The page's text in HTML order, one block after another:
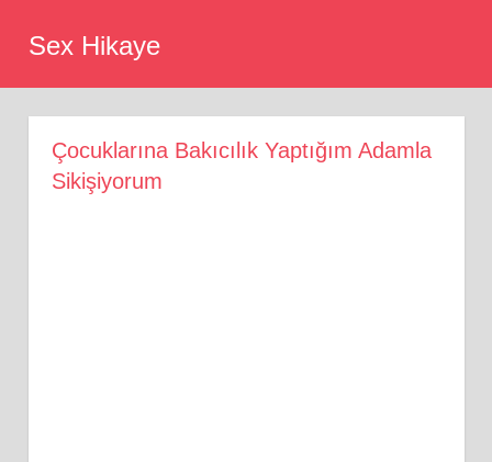
Sex Hikaye
Çocuklarına Bakıcılık Yaptığım Adamla
Sikişiyorum